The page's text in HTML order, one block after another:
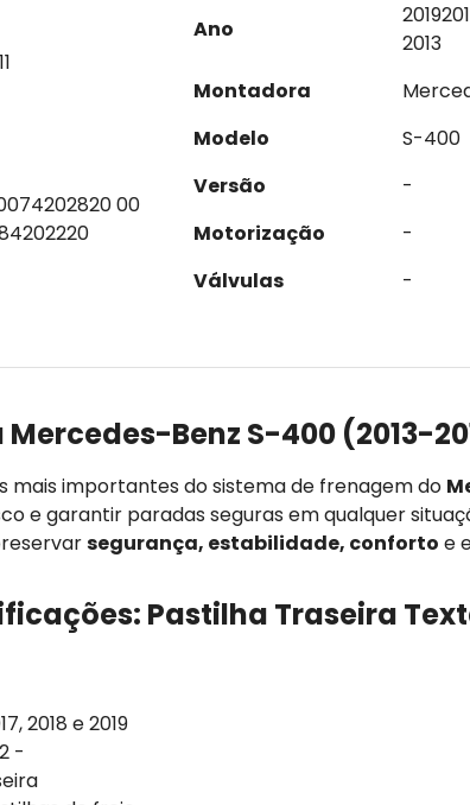
00
Ano
2019
2013
Montadora
Modelo
S-400
Versão
-
Motorização
-
Válvulas
-
Benz S-400 (2013-
mais importantes do sistema de frenagem do
e garantir paradas seguras em qualquer
segurança, estabilidade, conforto e
Pastilha Traseira
2018 e 2019
-